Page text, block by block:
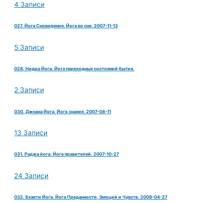
4 Записи
027. Йога Сновидения. Йога во сне. 2007-11-13
5 Записи
028. Нидра Йога. Йога переходных состояний бытия.
2 Записи
030. Джнана Йога. Йога знания. 2007-08-11
13 Записи
031. Раджа йога. Йога правителей. 2007-10-27
24 Записи
032. Бхакти Йога. Йога Преданности, Эмоций и Чувств. 2008-04-27